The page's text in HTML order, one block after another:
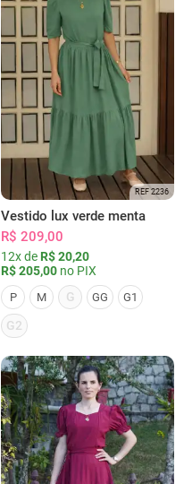
REF 2236
Vestido lux verde menta
R$ 209,00
12x de R$ 20,20
R$ 205,00 no PIX
P M G GG G1
G2